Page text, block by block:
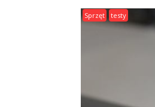
Sprzęt testy